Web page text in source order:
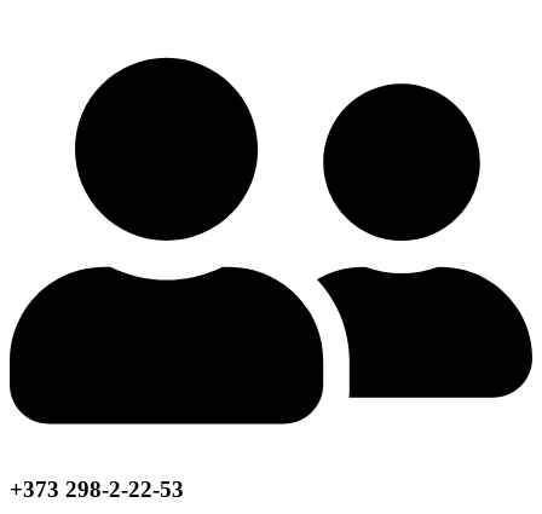
+373 298-2-22-53